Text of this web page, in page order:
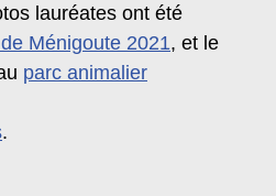
lauréates ont été
Ménigoute 2021, et le
parc animalier
.